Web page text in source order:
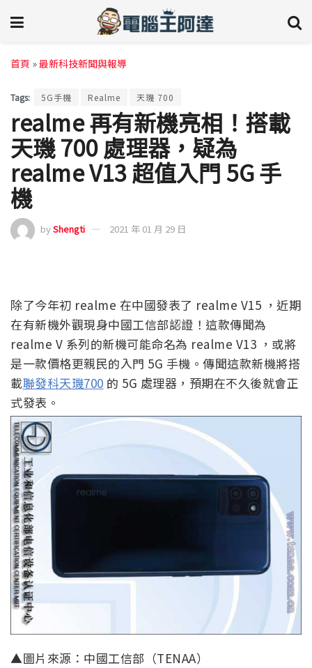
首頁 »最新科技新聞與報導
Tags: 5G手機 Realme 天璣 700
realme 再有新機亮相！搭載
天璣 700 處理器，疑為
realme V13 超值入門 5G 手
機
byShengti 2021 年 01 月 29 日
除了今年初 realme 在中國發表了 realme V15 ，近期
在有新機外觀現身中國工信部認證！這款傳聞為
realme V 系列的新機可能命名為 realme V13 ，或將
是一款價格更親民的入門 5G 手機。傳聞這款新機將搭
載聯發科天璣700 的 5G 處理器，預期在不久後就會正
式發表。
▲圖片來源：中國工信部（TENAA）